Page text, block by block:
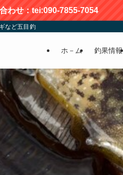
わせ：tei:090-7855-7054
ど五目釣りが楽しめる | かおる渡船
ホ－ム 釣果情報